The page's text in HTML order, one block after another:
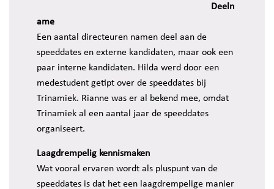
Deeln
ame
Een aantal directeuren namen deel aan de
speeddates en externe kandidaten, maar ook een
paar interne kandidaten. Hilda werd door een
medestudent getipt over de speeddates bij
Trinamiek. Rianne was er al bekend mee, omdat
Trinamiek al een aantal jaar de speeddates
organiseert.
Laagdrempelig kennismaken
Wat vooral ervaren wordt als pluspunt van de
speeddates is dat het een laagdrempelige manier